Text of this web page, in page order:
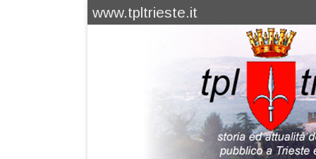
www.tpltrieste.it